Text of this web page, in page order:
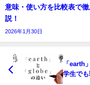
意味・使い方を比較表で
説！
2026年1月30日
「earth
学生でも